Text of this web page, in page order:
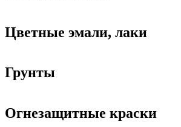
Цветные эмали, лаки
Грунты
Огнезащитные краски